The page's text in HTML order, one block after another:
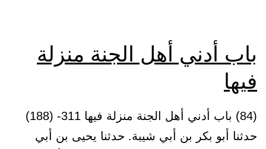
باب أدني أهل الجنة منزلة
فيها
(84) باب أدني أهل الجنة منزلة فيها 311- (188)
حدثنا أبو بكر بن أبي شيبة. حدثنا يحيى بن أبي